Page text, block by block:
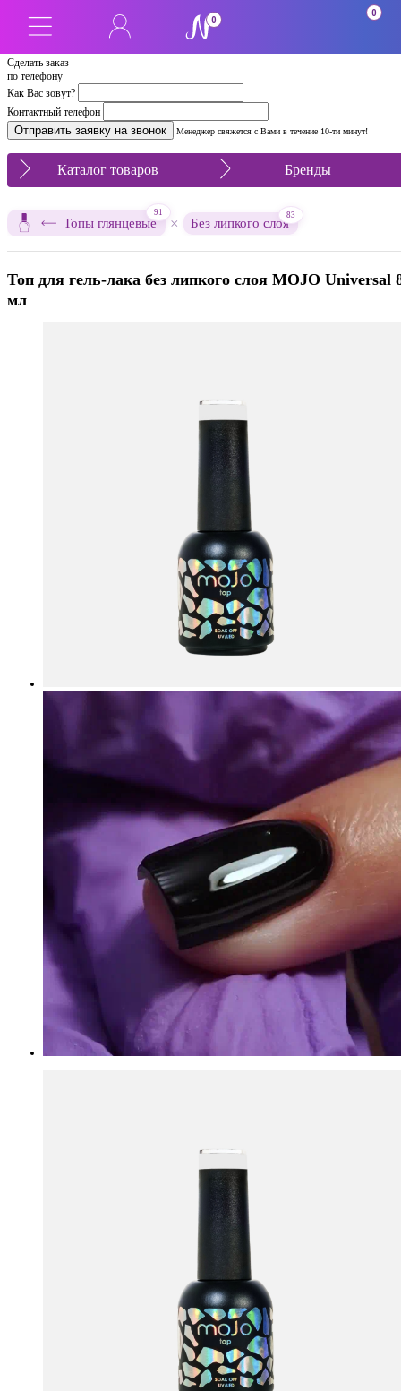
Сделать заказ
по телефону
Как Вас зовут?
Контактный телефон
Менеджер свяжется с Вами в течение 10-ти минут!
0
0
Каталог товаров Бренды
Топы глянцевые
91
× Без липкого слоя
83
Топ для гель-лака без липкого слоя MOJO Universal
мл